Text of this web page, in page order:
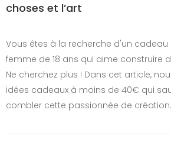
choses et l’art
Vous êtes à la recherche d'un cadeau
femme de 18 ans qui aime construire
Ne cherchez plus ! Dans cet article,
idées cadeaux à moins de 40€ qui
combler cette passionnée de